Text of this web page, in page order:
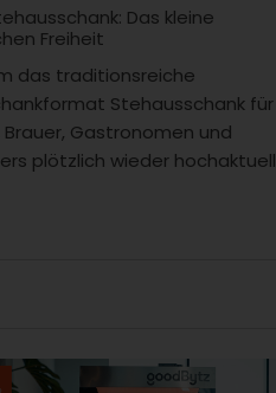
Das kleine
Freiheit
das traditionsreiche
Stehausschank für
Brauer, Gastronomen und
plötzlich wieder hochaktuell